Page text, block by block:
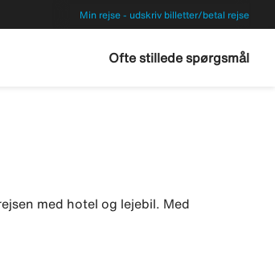
Min rejse - udskriv billetter/betal rejse
Ofte stillede spørgsmål
med hotel og lejebil. Med